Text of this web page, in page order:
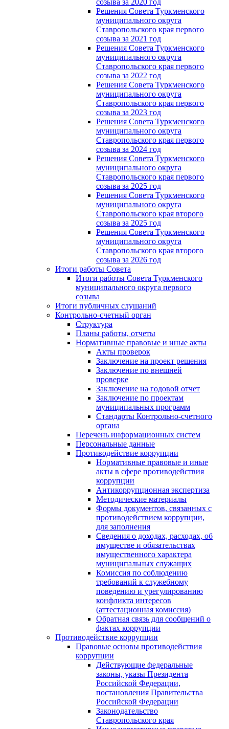
Решения Совета Туркменского
муниципального округа
Ставропольского края первого
созыва за 2021 год
Решения Совета Туркменского
муниципального округа
Ставропольского края первого
созыва за 2022 год
Решения Совета Туркменского
муниципального округа
Ставропольского края первого
созыва за 2023 год
Решения Совета Туркменского
муниципального округа
Ставропольского края первого
созыва за 2024 год
Решения Совета Туркменского
муниципального округа
Ставропольского края первого
созыва за 2025 год
Решения Совета Туркменского
муниципального округа
Ставропольского края второго
созыва за 2025 год
Решения Совета Туркменского
муниципального округа
Ставропольского края второго
созыва за 2026 год
Итоги работы Совета
Итоги работы Совета Туркменского
муниципального округа первого
созыва
Итоги публичных слушаний
Контрольно-счетный орган
Структура
Планы работы, отчеты
Нормативные правовые и иные акты
Акты проверок
Заключение на проект решения
Заключение по внешней
проверке
Заключение на годовой отчет
Заключение по проектам
муниципальных программ
Стандарты Контрольно-счетного
органа
Перечень информационных систем
Персональные данные
Противодействие коррупции
Нормативные правовые и иные
акты в сфере противодействия
коррупции
Антикоррупционная экспертиза
Методические материалы
Формы документов, связанных с
противодействием коррупции,
для заполнения
Сведения о доходах, расходах, об
имуществе и обязательствах
имущественного характера
муниципальных служащих
Комиссия по соблюдению
требований к служебному
поведению и урегулированию
конфликта интересов
(аттестационная комиссия)
Обратная связь для сообщений о
фактах коррупции
Противодействие коррупции
Правовые основы противодействия
коррупции
Действующие федеральные
законы, указы Президента
Российской Федерации,
постановления Правительства
Российской Федерации
Законодательство
Ставропольского края